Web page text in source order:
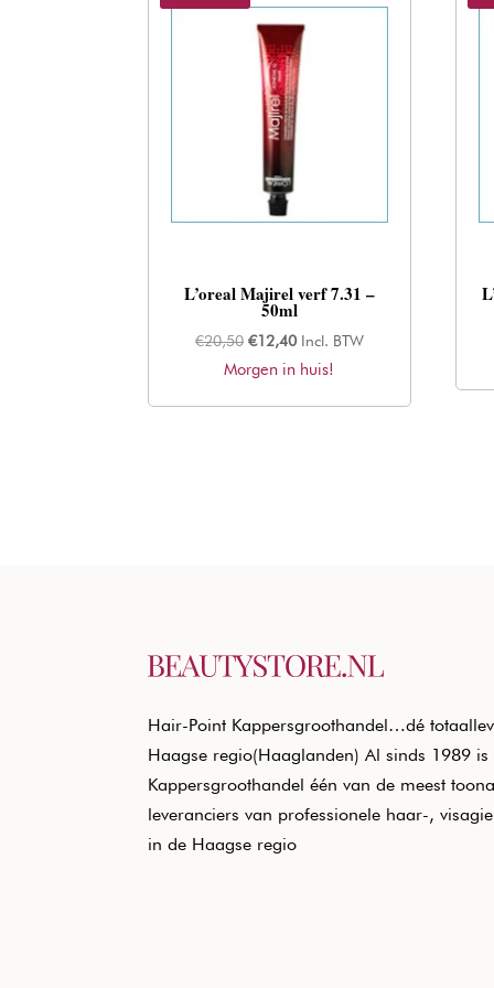
L’oreal Majirel verf 7.31 –
50ml
€20,50 Oorspronkelijke
prijs
€12,40Huidige
prijs
Incl. BTW
Morgen in huis!
Hair-Point Kappersgroothandel…dé
Haagse regio(Haaglanden) Al sinds 1989
Kappersgroothandel één van de meest
leveranciers van professionele haar-,
in de Haagse regio